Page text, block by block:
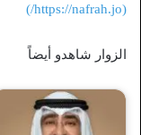
(https://nafrah.jo/)
الزوار شاهدو أيضاً